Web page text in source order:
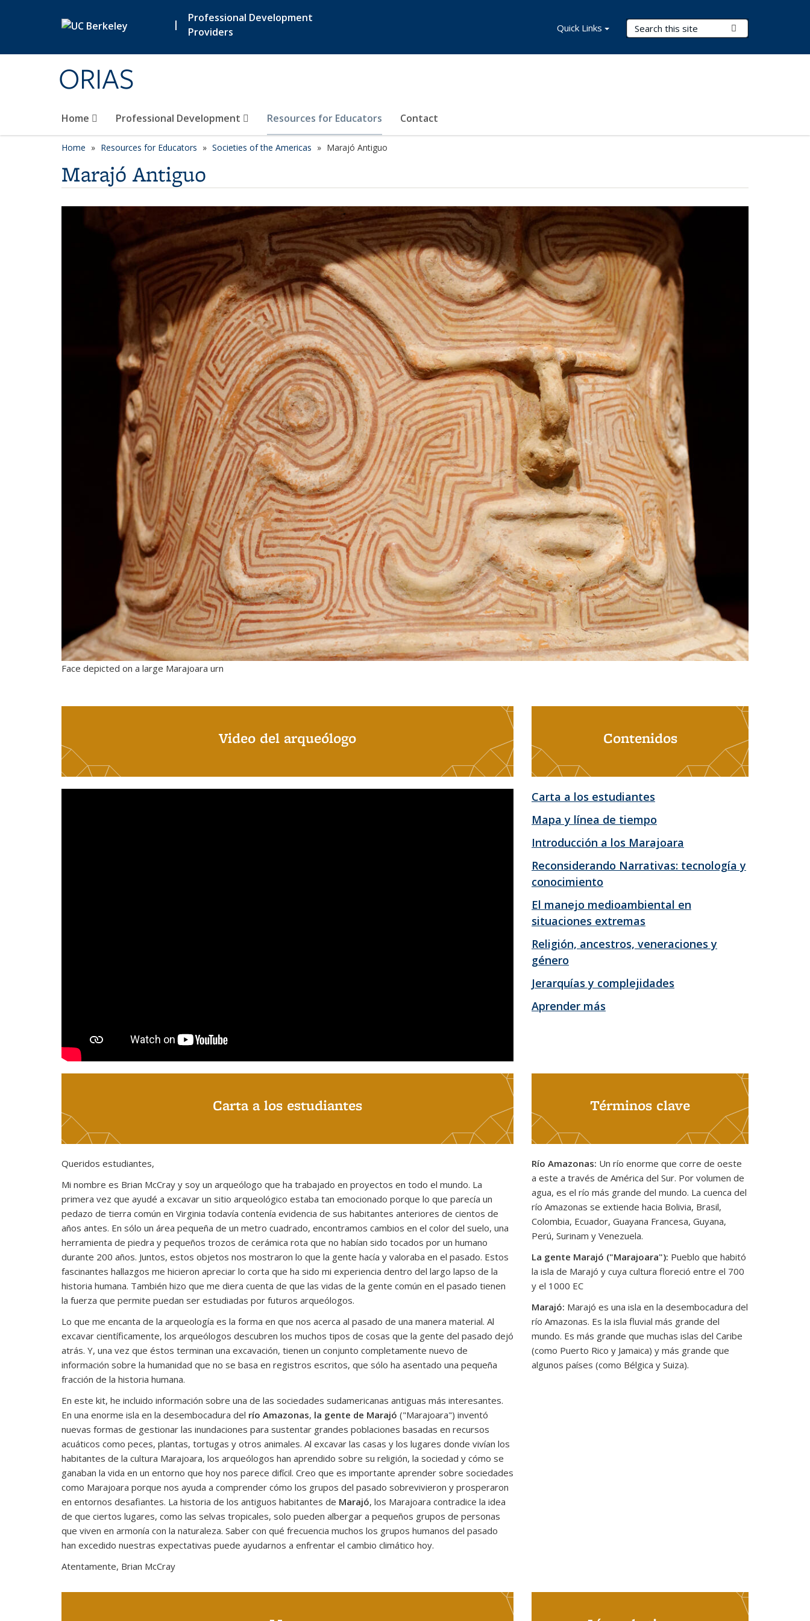
|
Professional Development
Providers
ORIAS
Search Terms
Home Professional Development Resources for Educators Contact
Quick Links
Home Resources for Educators Societies of the Americas Marajó Antiguo
Marajó Antiguo
Face depicted on a large Marajoara urn
Video del arqueólogo Contenidos
Carta a los estudiantes
Mapa y línea de tiempo
Introducción a los Marajoara
Reconsiderando Narrativas: tecnología y
conocimiento
El manejo medioambiental en
situaciones extremas
Religión, ancestros, veneraciones y
género
Jerarquías y complejidades
Aprender más
Carta a los estudiantes
Queridos estudiantes,
Mi nombre es Brian McCray y soy un arqueólogo que ha trabajado en proyectos en todo el mundo. La
primera vez que ayudé a excavar un sitio arqueológico estaba tan emocionado porque lo que parecía un
pedazo de tierra común en Virginia todavía contenía evidencia de sus habitantes anteriores de cientos de
años antes. En sólo un área pequeña de un metro cuadrado, encontramos cambios en el color del suelo, una
herramienta de piedra y pequeños trozos de cerámica rota que no habían sido tocados por un humano
durante 200 años. Juntos, estos objetos nos mostraron lo que la gente hacía y valoraba en el pasado. Estos
fascinantes hallazgos me hicieron apreciar lo corta que ha sido mi experiencia dentro del largo lapso de la
historia humana. También hizo que me diera cuenta de que las vidas de la gente común en el pasado tienen
la fuerza que permite puedan ser estudiadas por futuros arqueólogos.
Lo que me encanta de la arqueología es la forma en que nos acerca al pasado de una manera material. Al
excavar científicamente, los arqueólogos descubren los muchos tipos de cosas que la gente del pasado dejó
atrás. Y, una vez que éstos terminan una excavación, tienen un conjunto completamente nuevo de
información sobre la humanidad que no se basa en registros escritos, que sólo ha asentado una pequeña
fracción de la historia humana.
En este kit, he incluido información sobre una de las sociedades sudamericanas antiguas más interesantes.
En una enorme isla en la desembocadura del río Amazonas, la gente de Marajó ("Marajoara") inventó
nuevas formas de gestionar las inundaciones para sustentar grandes poblaciones basadas en recursos
acuáticos como peces, plantas, tortugas y otros animales. Al excavar las casas y los lugares donde vivían los
habitantes de la cultura Marajoara, los arqueólogos han aprendido sobre su religión, la sociedad y cómo se
ganaban la vida en un entorno que hoy nos parece difícil. Creo que es importante aprender sobre sociedades
como Marajoara porque nos ayuda a comprender cómo los grupos del pasado sobrevivieron y prosperaron
en entornos desafiantes. La historia de los antiguos habitantes de Marajó, los Marajoara contradice la idea
de que ciertos lugares, como las selvas tropicales, solo pueden albergar a pequeños grupos de personas
que viven en armonía con la naturaleza. Saber con qué frecuencia muchos los grupos humanos del pasado
han excedido nuestras expectativas puede ayudarnos a enfrentar el cambio climático hoy.
Atentamente, Brian McCray
Términos clave
Río Amazonas: Un río enorme que corre de oeste
a este a través de América del Sur. Por volumen de
agua, es el río más grande del mundo. La cuenca del
río Amazonas se extiende hacia Bolivia, Brasil,
Colombia, Ecuador, Guayana Francesa, Guyana,
Perú, Surinam y Venezuela.
La gente Marajó ("Marajoara"): Pueblo que habitó
la isla de Marajó y cuya cultura floreció entre el 700
y el 1000 EC
Marajó: Marajó es una isla en la desembocadura del
río Amazonas. Es la isla fluvial más grande del
mundo. Es más grande que muchas islas del Caribe
(como Puerto Rico y Jamaica) y más grande que
algunos países (como Bélgica y Suiza).